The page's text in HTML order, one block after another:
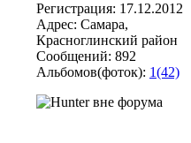
Регистрация: 17.12.2012
Адрес: Самара,
Красноглинский район
Сообщений: 892
Альбомов(фоток): 1(42)